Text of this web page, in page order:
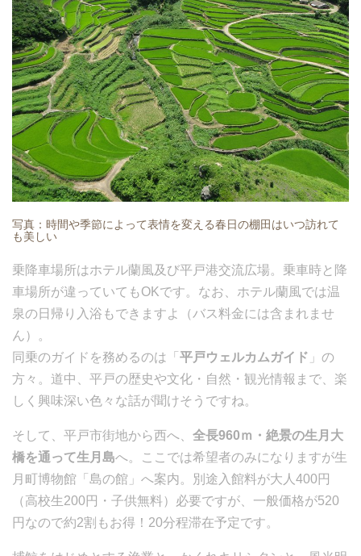
写真：時間や季節によって表情を変える春日の棚田はいつ訪れて
も美しい
乗降車場所はホテル蘭風及び平戸港交流広場。乗車時と降
車場所が違っていてもOKです。なお、ホテル蘭風では温
泉の日帰り入浴もできますよ（バス料金には含まれませ
ん）。
同乗のガイドを務めるのは「 平戸ウェルカムガイド 」の
方々。道中、平戸の歴史や文化・自然・観光情報まで、楽
しく興味深い色々な話が聞けそうですね。
そして、平戸市街地から西へ、 全長960ｍ・絶景の生月大
橋を通って生月島へ。ここでは希望者のみになりますが生
月町博物館「島の館」へ案内。別途入館料が大人400円
（高校生200円・子供無料）必要ですが、一般価格が520
円なので約2割もお得！20分程滞在予定です。